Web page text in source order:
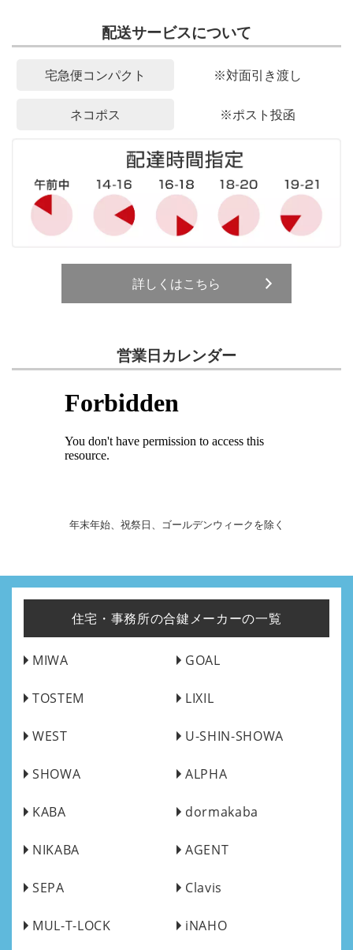
配送サービスについて
宅急便コンパクト ※対面引き渡し
ネコポス ※ポスト投函
詳しくはこちら
営業日カレンダー
年末年始、祝祭日、ゴールデンウィークを除く
住宅・事務所の合鍵メーカーの一覧
MIWA GOAL
TOSTEM LIXIL
WEST U-SHIN-SHOWA
SHOWA ALPHA
KABA dormakaba
NIKABA AGENT
SEPA Clavis
MUL-T-LOCK iNAHO